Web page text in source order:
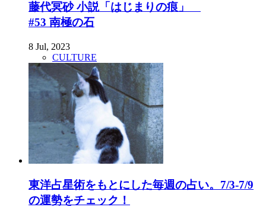
藤代冥砂 小説「はじまりの痕」
#53 南極の石
8 Jul, 2023
CULTURE
東洋占星術をもとにした毎週の占い。7/3-7/9
の運勢をチェック！